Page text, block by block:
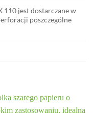
110 jest dostarczane w
poszczególne